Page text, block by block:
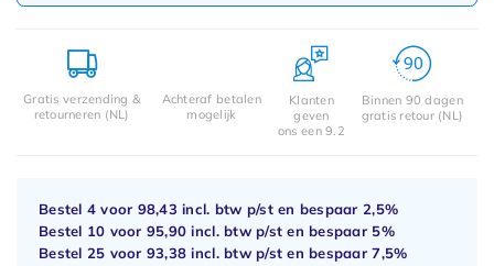
Gratis verzending &
retourneren (NL)
Achteraf betalen
mogelijk
Klanten
geven
ons een 9.2
Binnen 90 dagen
gratis retour (NL)
Bestel 4 voor 98,43 incl. btw p/st en bespaar 2,5%
Bestel 10 voor 95,90 incl. btw p/st en bespaar 5%
Bestel 25 voor 93,38 incl. btw p/st en bespaar7,5%